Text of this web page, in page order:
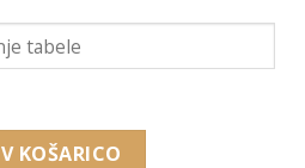
x 150 x 50 mm) količina
KOŠARICO